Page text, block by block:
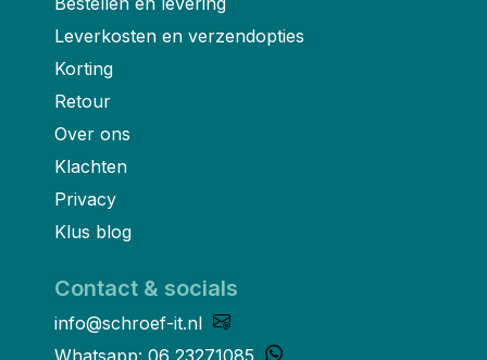
Leverkosten en verzendopties
Korting
Retour
Over ons
Klachten
Privacy
Klus blog
Contact & socials
info@schroef-it.nl
Whatsapp: 06 23271085